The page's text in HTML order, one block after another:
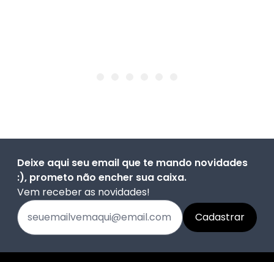
Deixe aqui seu email que te mando novidades
:), prometo não encher sua caixa.
Vem receber as novidades!